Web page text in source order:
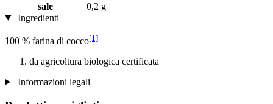
sale
0,2 g
Ingredienti
100 % farina di cocco[1]
da agricoltura biologica certificata
Informazioni legali